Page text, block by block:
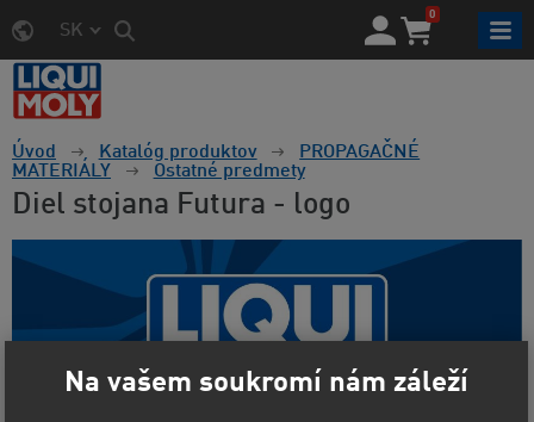
SK
0
Úvod Katalóg produktov
PROPAGAČNÉ
MATERIÁLY
Ostatné predmety
Diel stojana Futura - logo
Na vašem soukromí nám záleží